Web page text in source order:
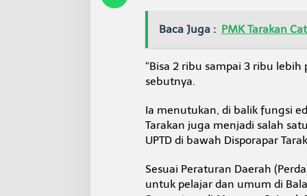
u
e
k
a
h
Baca Juga : PMK Tarakan
“Bisa 2 ribu sampai 3 ribu
sebutnya.
Ia menutukan, di balik fungsi
Tarakan juga menjadi salah
UPTD di bawah Disporapar
Sesuai Peraturan Daerah
untuk pelajar dan umum di